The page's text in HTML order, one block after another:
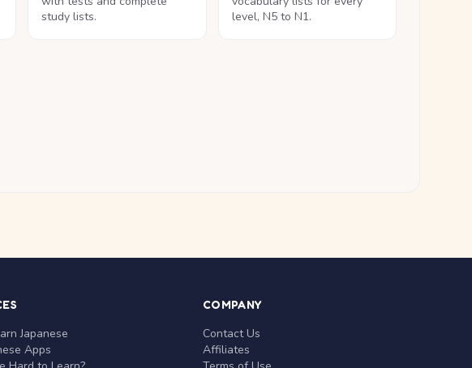
study lists.
level, N5 to N1.
Japanese
Apps
COMPANY
Contact Us
Affiliates